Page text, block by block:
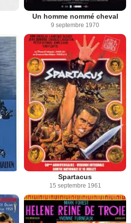
Un homme nommé cheval
9 septembre 1970
Spartacus
15 septembre 1961